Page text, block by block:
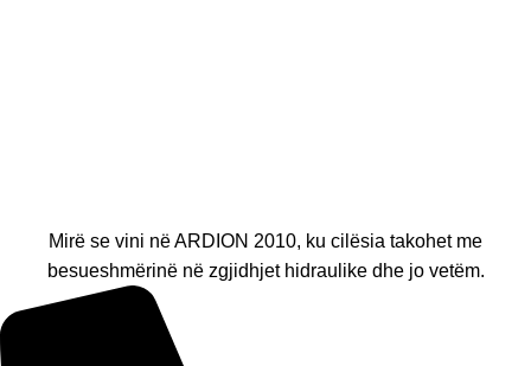
Mirë se vini në ARDION 2010, ku cilësia takohet me
besueshmërinë në zgjidhjet hidraulike dhe jo vetëm.